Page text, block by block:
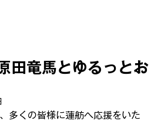
田竜馬とゆるっとお
多くの皆様に蓮舫へ応援をいた